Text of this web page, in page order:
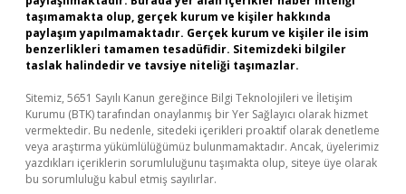
taşımamakta olup, gerçek kurum ve kişiler hakkında
paylaşım yapılmamaktadır. Gerçek kurum ve kişiler ile isim
benzerlikleri tamamen tesadüfidir. Sitemizdeki bilgiler
taslak halindedir ve tavsiye niteliği taşımazlar.
Sitemiz, 5651 Sayılı Kanun gereğince Bilgi Teknolojileri ve İletişim
Kurumu (BTK) tarafından onaylanmış bir Yer Sağlayıcı olarak hizmet
vermektedir. Bu nedenle, sitedeki içerikleri proaktif olarak denetleme
veya araştırma yükümlülüğümüz bulunmamaktadır. Ancak, üyelerimiz
yazdıkları içeriklerin sorumluluğunu taşımakta olup, siteye üye olarak
bu sorumluluğu kabul etmiş sayılırlar.